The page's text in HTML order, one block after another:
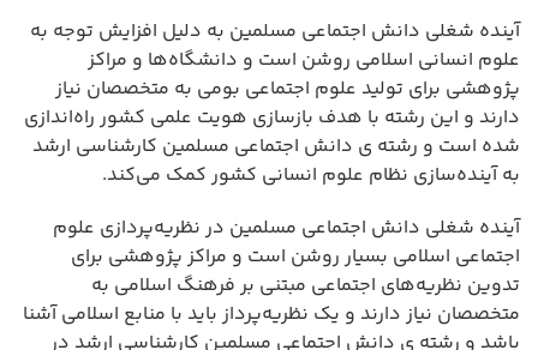
آینده شغلی دانش اجتماعی مسلمین به دلیل افزایش توجه به
علوم انسانی اسلامی روشن است و دانشگاه‌ها و مراکز
پژوهشی برای تولید علوم اجتماعی بومی به متخصصان نیاز
دارند و این رشته با هدف بازسازی هویت علمی کشور راه‌اندازی
شده است و رشته ی دانش اجتماعی مسلمین کارشناسی ارشد
به آینده‌سازی نظام علوم انسانی کشور کمک می‌کند.
آینده شغلی دانش اجتماعی مسلمین در نظریه‌پردازی علوم
اجتماعی اسلامی بسیار روشن است و مراکز پژوهشی برای
تدوین نظریه‌های اجتماعی مبتنی بر فرهنگ اسلامی به
متخصصان نیاز دارند و یک نظریه‌پرداز باید با منابع اسلامی آشنا
باشد و رشته ی دانش اجتماعی مسلمین کارشناسی ارشد در